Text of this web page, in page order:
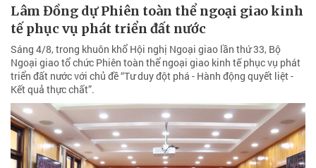
Lâm Đồng dự Phiên toàn thể ngoại giao kinh
tế phục vụ phát triển đất nước
Sáng 4/8, trong khuôn khổ Hội nghị Ngoại giao lần thứ 33, Bộ
Ngoại giao tổ chức Phiên toàn thể ngoại giao kinh tế phục vụ phát
triển đất nước với chủ đề “Tư duy đột phá - Hành động quyết liệt -
Kết quả thực chất”.